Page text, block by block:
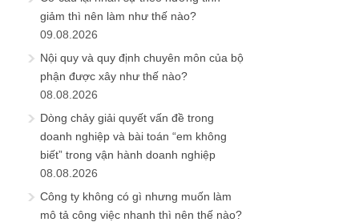
giảm thì nên làm như thế nào?
09.08.2026
Nội quy và quy định chuyên môn của bộ
phận được xây như thế nào?
08.08.2026
Dòng chảy giải quyết vấn đề trong
doanh nghiệp và bài toán “em không
biết” trong vận hành doanh nghiệp
08.08.2026
Công ty không có gì nhưng muốn làm
mô tả công việc nhanh thì nên thế nào?